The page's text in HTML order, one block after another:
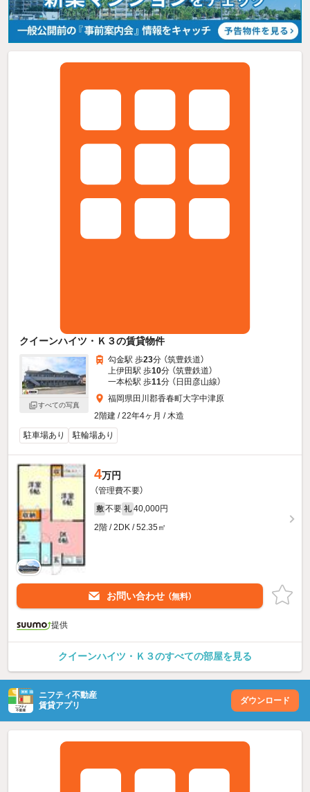
クイーンハイツ・Ｋ３の賃貸物件
すべての写真
勾金駅 歩23分 （筑豊鉄道）
上伊田駅 歩10分 （筑豊鉄道）
一本松駅 歩11分 （日田彦山線）
福岡県田川郡香春町大字中津原
2階建 / 22年4ヶ月 / 木造
駐車場あり
駐輪場あり
4万円
（管理費不要）
敷 不要 礼 40,000円
2階 / 2DK / 52.35㎡
お問い合わせ （無料）
提供
クイーンハイツ・Ｋ３のすべての部屋を見る
ニフティ不動産
賃貸アプリ
ダウンロード